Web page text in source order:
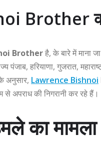
Brother
Brotherहै, के बारे में माना
हरियाणा, गुजरात,
अनुसार, Lawrence Bishnoi
अपराध की निगरानी कर रहे हैं।
का मामला